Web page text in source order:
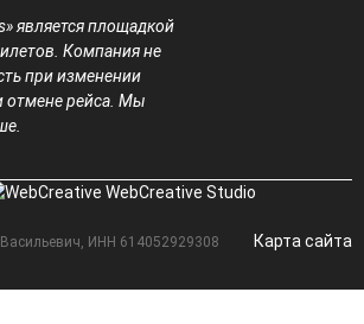
является площадкой
Компания не
при изменении
отмене рейса. Мы
WebCreative Studio
ИНН 614052929308 Карта сайта